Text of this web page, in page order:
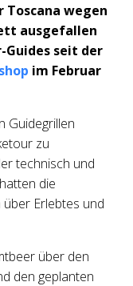
Toscana wegen
ausgefallen
Guides seit der
im Februar
Guidegrillen
zu
technisch und
die
Erlebtes und
über den
den geplanten